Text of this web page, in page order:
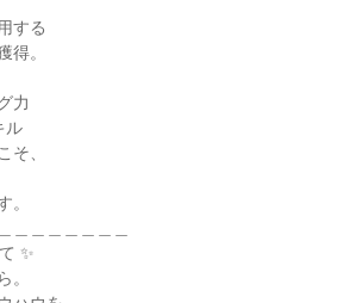
する
得。
力
ル
そ、
。
✨
。